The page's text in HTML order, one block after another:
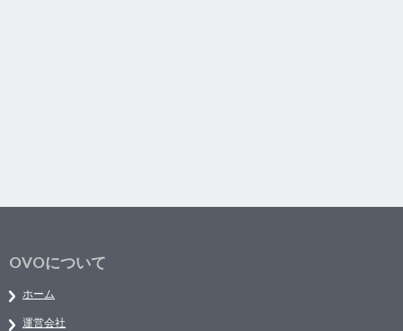
OVOについて
ホーム
運営会社